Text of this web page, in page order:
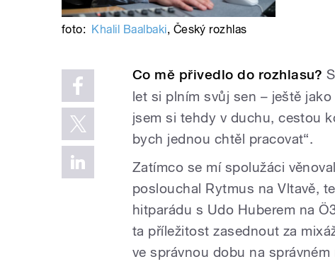
foto: Khalil Baalbaki, Český rozhlas
Co mě přivedlo do rozhlasu?
let si plním svůj sen – ještě
jsem si tehdy v duchu, cestou
bych jednou chtěl pracovat“.
Zatímco se mí spolužáci
poslouchal Rytmus na Vltavě,
hitparádu s Udo Huberem na
ta příležitost zasednout za
ve správnou dobu na